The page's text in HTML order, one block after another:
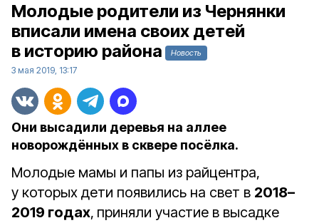
Молодые родители из Чернянки
вписали имена своих детей
в историю района
Новость
3 мая 2019, 13:17
Они высадили деревья на аллее
новорождённых в сквере посёлка.
Молодые мамы и папы из райцентра,
у которых дети появились на свет в 2018–
2019 годах, приняли участие в высадке